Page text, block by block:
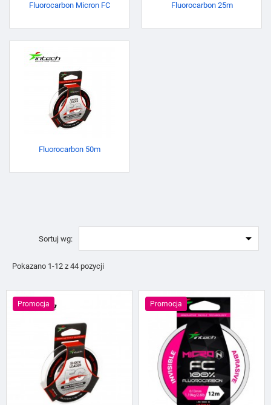
Fluorocarbon Micron FC Fluorocarbon 25m
Fluorocarbon 50m
Sortuj wg: 
Pokazano 1-12 z 44 pozycji
Promocja Promocja